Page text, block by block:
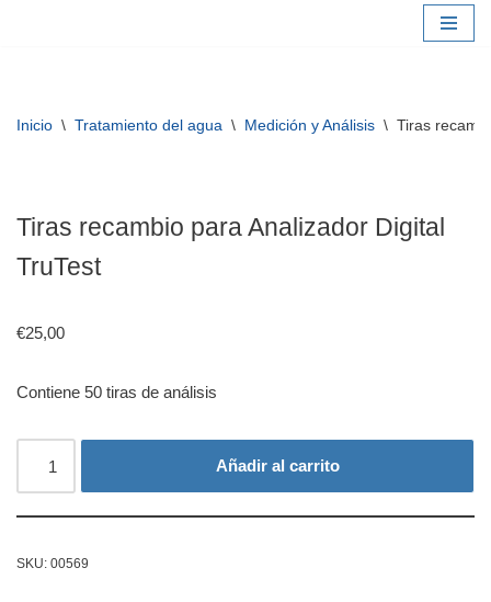
Inicio \ Tratamiento del agua \ Medición y Análisis \ Tiras
Tiras recambio para Analizador Digital
TruTest
€25,00
Contiene 50 tiras de análisis
Añadir al carrito
SKU: 00569